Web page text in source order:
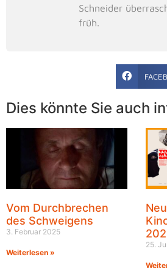
Schneider
früh.
Dies könnte Sie auch
Vom Durchbrechen
des Schweigens
3. Februar 2025
Weiterlesen »
25.